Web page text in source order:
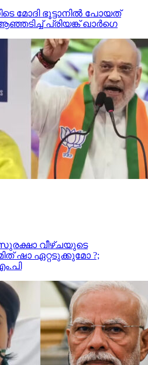
മോദി ഭൂട്ടാനില്‍ പോയത്
പ്രിയങ്ക് ഖാര്‍ഗെ
വീഴ്ചയുടെ
ഷാ ഏറ്റടുക്കുമോ ?;